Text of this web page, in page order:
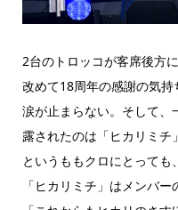
2台のトロッコが客席後方
改めて18周年の感謝の気
涙が止まらない。そして、
露されたのは「ヒカリミチ
というももクロにとっても
「ヒカリミチ」はメンバー